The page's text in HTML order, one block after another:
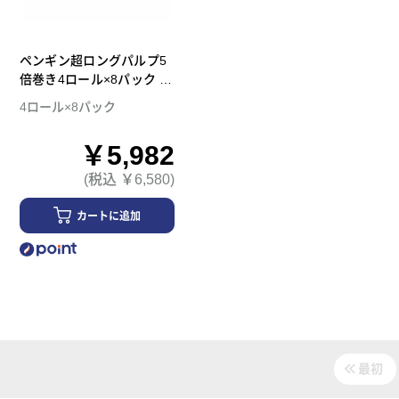
ペンギン超ロングパルプ5
倍巻き4ロール×8パック ダ
ブル トイレットペーパー
4ロール×8パック
￥5,982
(税込 ￥6,580)
カートに追加
最初